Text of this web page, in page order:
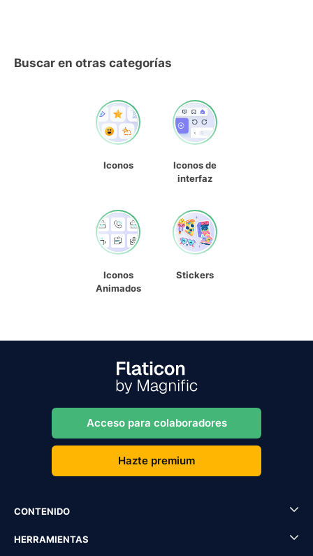
Buscar en otras categorías
Iconos
Iconos de
interfaz
Iconos
Animados
Stickers
Acceso para colaboradores
Hazte premium
CONTENIDO
HERRAMIENTAS